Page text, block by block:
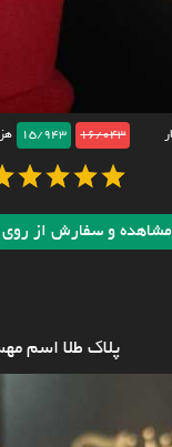
16/043
15/943
مشاهده و سفارش از روی
پلاک طلا اسم